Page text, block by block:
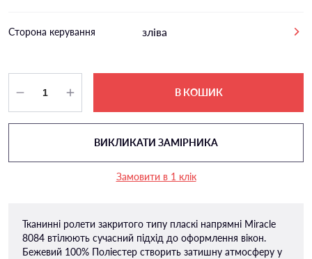
Сторона керування зліва
В КОШИК
ВИКЛИКАТИ ЗАМІРНИКА
Замовити в 1 клік
Тканинні ролети закритого типу пласкі напрямні Miracle
8084 втілюють сучасний підхід до оформлення вікон.
Бежевий 100% Поліестер створить затишну атмосферу у